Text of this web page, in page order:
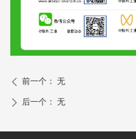
ꄴ 前一个： 无
ꄲ 后一个： 无